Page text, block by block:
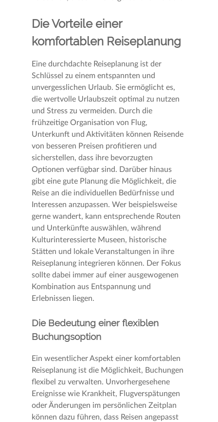
Die Vorteile einer
komfortablen Reiseplanung
Eine durchdachte Reiseplanung ist der
Schlüssel zu einem entspannten und
unvergesslichen Urlaub. Sie ermöglicht es,
die wertvolle Urlaubszeit optimal zu nutzen
und Stress zu vermeiden. Durch die
frühzeitige Organisation von Flug,
Unterkunft und Aktivitäten können Reisende
von besseren Preisen profitieren und
sicherstellen, dass ihre bevorzugten
Optionen verfügbar sind. Darüber hinaus
gibt eine gute Planung die Möglichkeit, die
Reise an die individuellen Bedürfnisse und
Interessen anzupassen. Wer beispielsweise
gerne wandert, kann entsprechende Routen
und Unterkünfte auswählen, während
Kulturinteressierte Museen, historische
Stätten und lokale Veranstaltungen in ihre
Reiseplanung integrieren können. Der Fokus
sollte dabei immer auf einer ausgewogenen
Kombination aus Entspannung und
Erlebnissen liegen.
Die Bedeutung einer flexiblen
Buchungsoption
Ein wesentlicher Aspekt einer komfortablen
Reiseplanung ist die Möglichkeit, Buchungen
flexibel zu verwalten. Unvorhergesehene
Ereignisse wie Krankheit, Flugverspätungen
oder Änderungen im persönlichen Zeitplan
können dazu führen, dass Reisen angepasst